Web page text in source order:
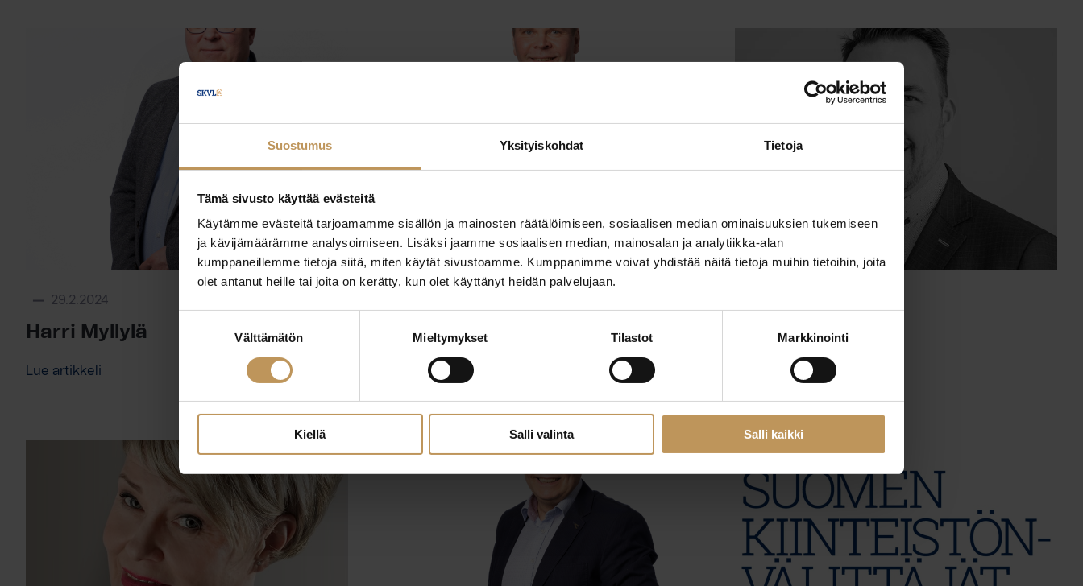
Suostumus Yksityiskohdat Tietoja
Tämä sivusto käyttää evästeitä
Käytämme evästeitä tarjoamamme sisällön ja mainosten räätälöimiseen, sosiaalisen median ominaisuuksien tukemiseen
ja kävijämäärämme analysoimiseen. Lisäksi jaamme sosiaalisen median, mainosalan ja analytiikka-alan
kumppaneillemme tietoja siitä, miten käytät sivustoamme. Kumppanimme voivat yhdistää näitä tietoja muihin tietoihin, joita
olet antanut heille tai joita on kerätty, kun olet käyttänyt heidän palvelujaan.
Välttämätön Mieltymykset Tilastot Markkinointi
Kiellä Salli valinta Salli kaikki
29.2.2024
Harri Myllylä
Lue artikkeli
Kari Markkanen
Lue artikkeli
Mika Lehtonen
Lue artikkeli